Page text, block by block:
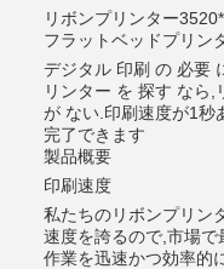
リボンプリンター
フラットベッドプリン
デジタル 印刷 の 必要
リンター を 探す なら
が ない.印刷速度が1秒
完了できます
製品概要
印刷速度
私たちのリボンプリン
速度を誇るので,市場で
作業を迅速かつ効率的